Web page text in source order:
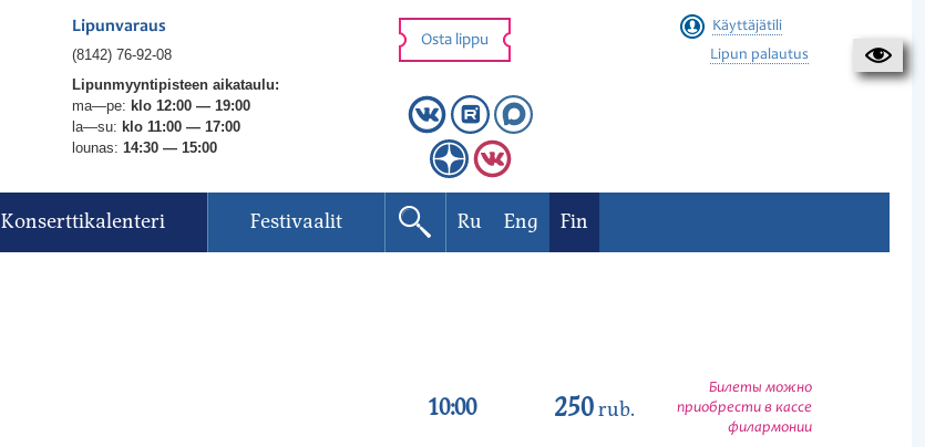
Lipunvaraus
(8142) 76-92-08
Lipunmyyntipisteen aikataulu:
ma—pe: klo 12:00 — 19:00
la—su: klo 11:00 — 17:00
lounas: 14:30 — 15:00
Osta lippu
Käyttäjätili
Lipun palautus
Konserttikalenteri Festivaalit Ru Eng Fin
10:00 250rub.
Билеты можно
приобрести в кассе
филармонии